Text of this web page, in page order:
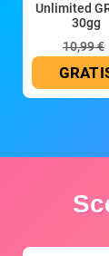
Unlimited
30gg
10,99 €